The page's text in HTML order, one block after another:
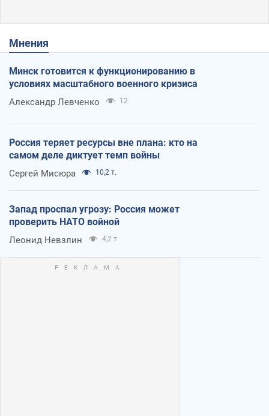
Мнения
Минск готовится к функционированию в
условиях масштабного военного кризиса
Александр Левченко 12
Россия теряет ресурсы вне плана: кто на
самом деле диктует темп войны
Сергей Мисюра 10,2 т.
Запад проспал угрозу: Россия может
проверить НАТО войной
Леонид Невзлин 4,2 т.